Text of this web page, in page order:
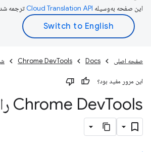
این صفحه به‌وسیله ترجمه
صفحه اصلی Docs
Chrome DevTools
این مرور مفید بود؟
Chrome DevTools را باز کنید